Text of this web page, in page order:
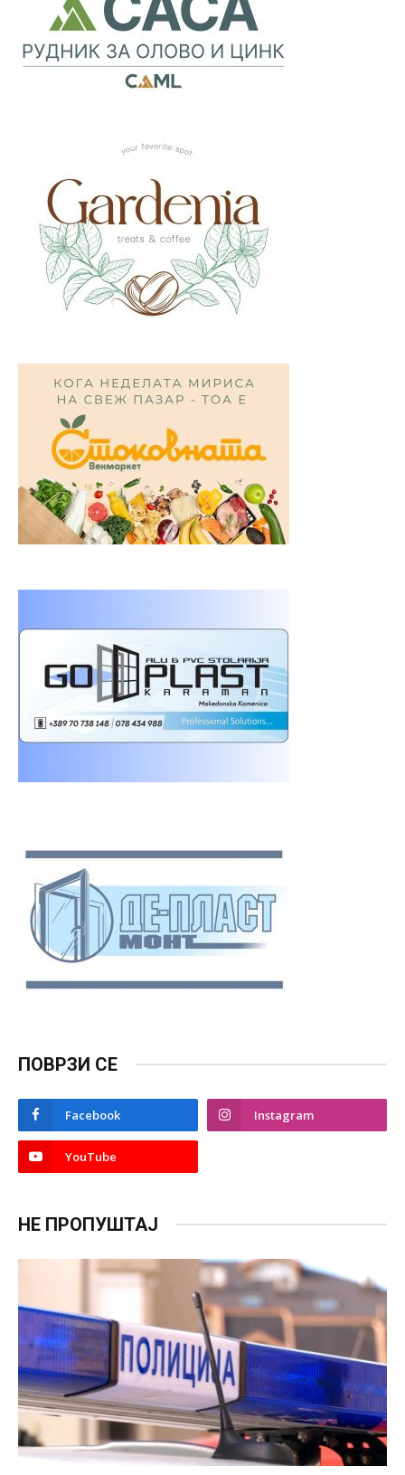
ПОВРЗИ СЕ
Facebook Instagram
YouTube
НЕ ПРОПУШТАЈ